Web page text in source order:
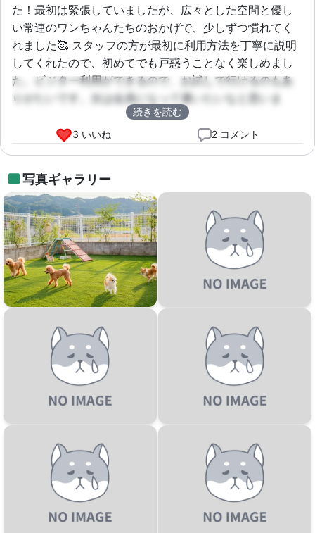
た！最初は緊張していましたが、広々とした空間と優し
い常連のワンちゃんたちのおかげで、少しずつ慣れてく
れました🥰 スタッフの方が最初に利用方法を丁寧に説明
してくれたので、初めてでも戸惑うことなく楽しめまし
た。ビジター利用ができるので、お試しで行けるのもあ
りがたいです。次は会員になって通いたいなと思いま
続きを読む
3 いいね
2 コメント
写真ギャラリー